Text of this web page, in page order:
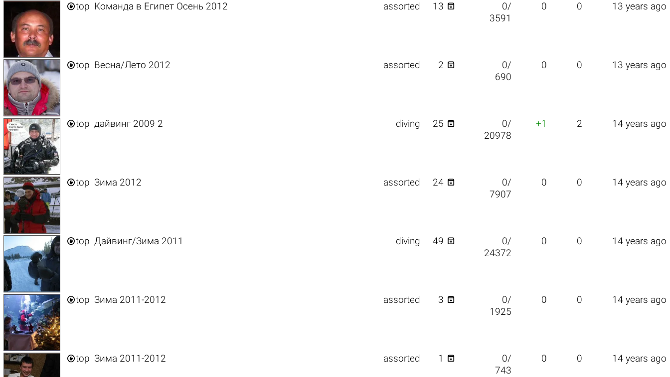
top Команда в Египет Осень 2012 assorted 13 
0/
3591
0 0 13 years ago
top Весна/Лето 2012 assorted 2 
0/
690
0 0 13 years ago
top дайвинг 2009 2 diving 25 
0/
20978
+1 2 14 years ago
top Зима 2012 assorted 24 
0/
7907
0 0 14 years ago
top Дайвинг/Зима 2011 diving 49 
0/
24372
0 0 14 years ago
top Зима 2011-2012 assorted 3 
0/
1925
0 0 14 years ago
top Зима 2011-2012 assorted 1 
0/
743
0 0 14 years ago